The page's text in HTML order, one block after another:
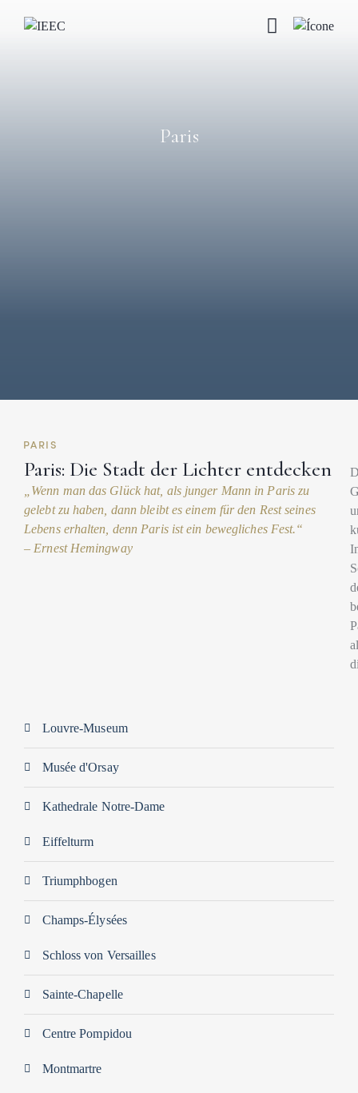
Paris
PARIS
Paris: Die Stadt der Lichter entdecken
„Wenn man das Glück hat, als junger Mann in Paris zu
gelebt zu haben, dann bleibt es einem für den Rest seines
Lebens erhalten, denn Paris ist ein bewegliches Fest.“
– Ernest Hemingway
Louvre-Museum
Musée d'Orsay
Kathedrale Notre-Dame
Eiffelturm
Triumphbogen
Champs-Élysées
Schloss von Versailles
Sainte-Chapelle
Centre Pompidou
Montmartre